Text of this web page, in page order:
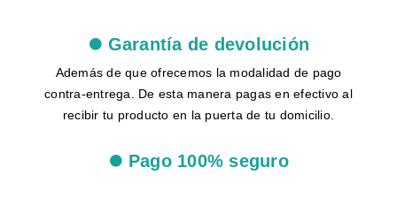
Garantía de devolución
Además de que ofrecemos la modalidad de pago
contra-entrega. De esta manera pagas en efectivo al
recibir tu producto en la puerta de tu domicilio.​
Pago 100% seguro